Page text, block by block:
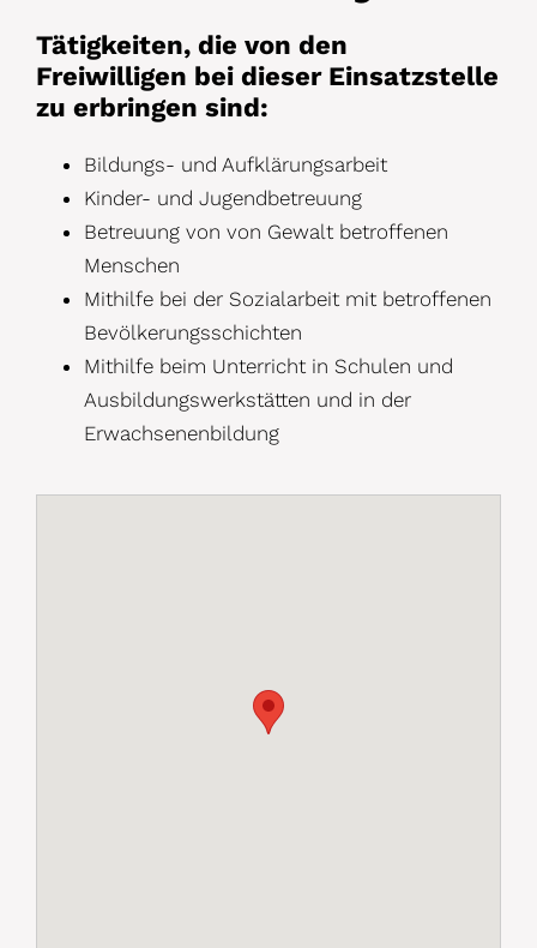
Tätigkeiten, die von den
Freiwilligen bei dieser Einsatzstelle
zu erbringen sind:
Bildungs- und Aufklärungsarbeit
Kinder- und Jugendbetreuung
Betreuung von von Gewalt betroffenen
Menschen
Mithilfe bei der Sozialarbeit mit betroffenen
Bevölkerungsschichten
Mithilfe beim Unterricht in Schulen und
Ausbildungswerkstätten und in der
Erwachsenenbildung